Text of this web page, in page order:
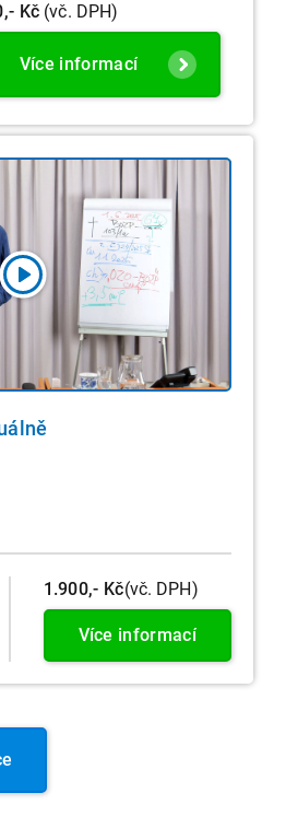
Kč (vč. DPH)
Více informací
1.900,- Kč(vč. DPH)
Více informací